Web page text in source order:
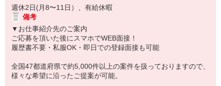
週休2日(月8〜11日）、有給休暇
備考
▼お仕事紹介先のご案内
ご応募を頂いた後にスマホでWEB面接！
履歴書不要・私服OK・即日での登録面接も可能
全国47都道府県で約5,000件以上の案件を扱っておりますので、
様々な希望に沿ったご提案が可能。